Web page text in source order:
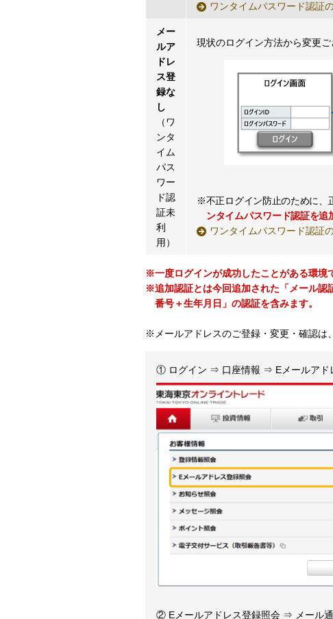
ワンタイムパスワード認証
メー
ルア
ドレ
ス登
録な
し
（ワ
ンタ
イム
パス
ワー
ド認
証未
利
用）
現状のログイン方法から変更ご
※不正ログイン防止のために、
ンタイムパスワード認証を追
ワンタイムパスワード認証
※一度ログインが成功したことがある環境
※追加認証とは今回追加された「メール認
番号＋生年月日」の認証を含みます。
※メールアドレスのご登録・変更・確認は
① ログイン ⇒ 口座情報 ⇒ Eメールアド
② Eメールアドレス登録照会 ⇒ メール